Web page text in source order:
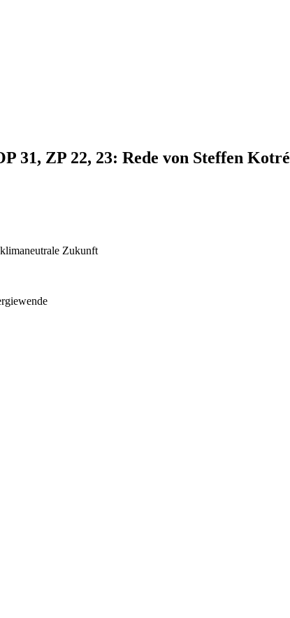
31, ZP 22, 23: Rede von Steffen Kotré
Zukunft